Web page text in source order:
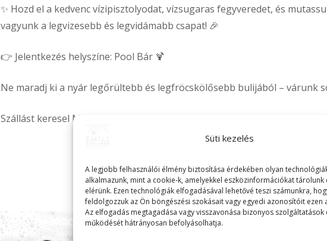
Süti kezelés
A legjobb felhasználói élmény biztosítása érdekében olyan
alkalmazunk, mint a cookie-k, amelyekkel eszközinformációkat tárolunk
elérünk. Ezen technológiák elfogadásával lehetővé teszi számunkra,
feldolgozzuk az Ön böngészési szokásait vagy egyedi azonosítóit ezen
Az elfogadás megtagadása vagy visszavonása bizonyos szolgáltatások
működését hátrányosan befolyásolhatja.
✨ Hozd el a kedvenc vízipisztolyodat, vízsugaras fegyveredet, és
vagyunk a legvizesebb és legvidámabb csapat! 🎉
👉 Jelentkezés helyszíne: Pool Bár 🍹
Ne maradj ki a nyár legőrültebb és legfröcskölősebb bulijából – várunk
Szállást keresel Miskolctapolcán? Nézd meg ajánlatainkat: